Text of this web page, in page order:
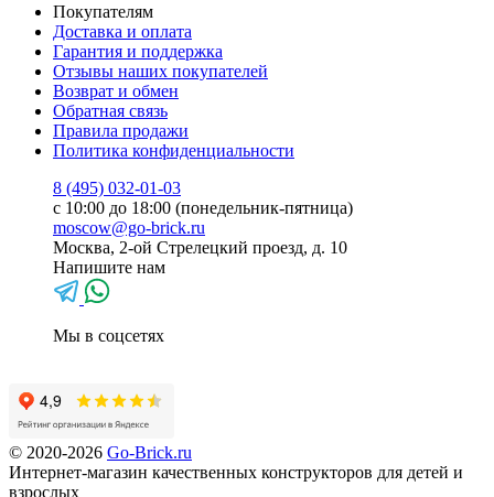
Покупателям
Доставка и оплата
Гарантия и поддержка
Отзывы наших покупателей
Возврат и обмен
Обратная связь
Правила продажи
Политика конфиденциальности
8 (495) 032-01-03
с 10:00 до 18:00 (понедельник-пятница)
moscow@go-brick.ru
Москва, 2-ой Стрелецкий проезд, д. 10
Напишите нам
Мы в соцсетях
© 2020-2026 Go-Brick.ru
Интернет-магазин качественных конструкторов для детей и
взрослых